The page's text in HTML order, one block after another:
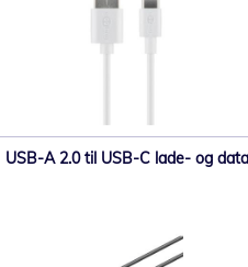
USB-A 2.0 til USB-C lade- og